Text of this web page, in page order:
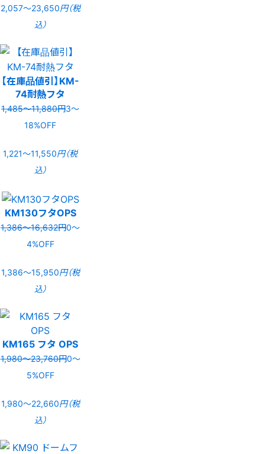
2,057〜23,650円（税
込）
【在庫品値引】KM-
74耐熱フタ
1,485〜11,880円3〜
18%OFF
1,221〜11,550円（税
込）
KM130フタOPS
1,386〜16,632円0〜
4%OFF
1,386〜15,950円（税
込）
KM165 フタ OPS
1,980〜23,760円0〜
5%OFF
1,980〜22,660円（税
込）